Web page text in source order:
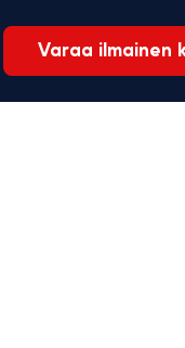
Varaa ilmainen